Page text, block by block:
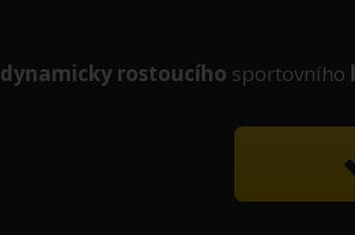
dynamicky rostoucího sportovního